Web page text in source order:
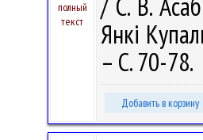
полный
текст
Янкі
– С. 70-78.
Добавить в корзину